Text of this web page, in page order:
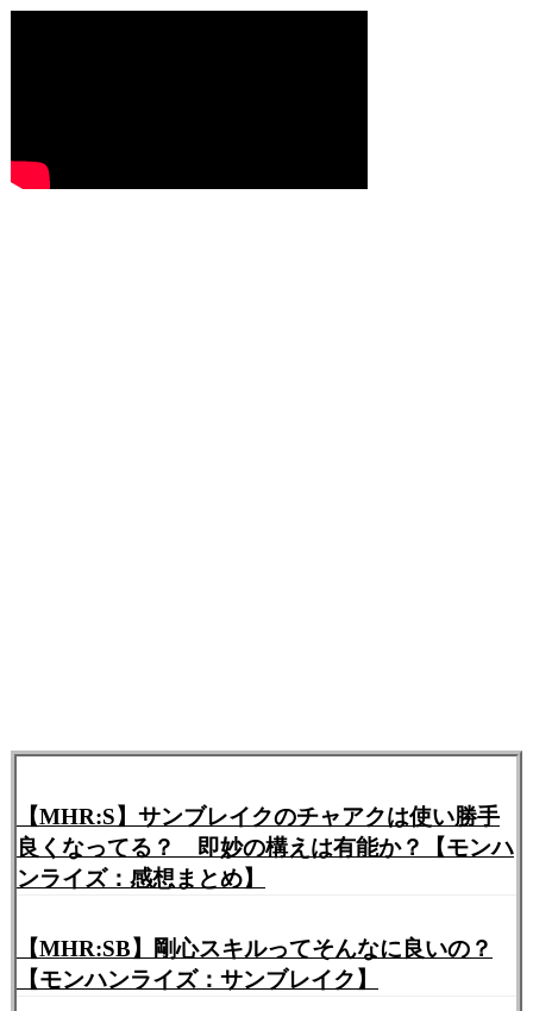
【MHR:S】サンブレイクのチャアクは使い勝手
良くなってる？ 即妙の構えは有能か？【モンハ
ンライズ：感想まとめ】
【MHR:SB】剛心スキルってそんなに良いの？
【モンハンライズ：サンブレイク】